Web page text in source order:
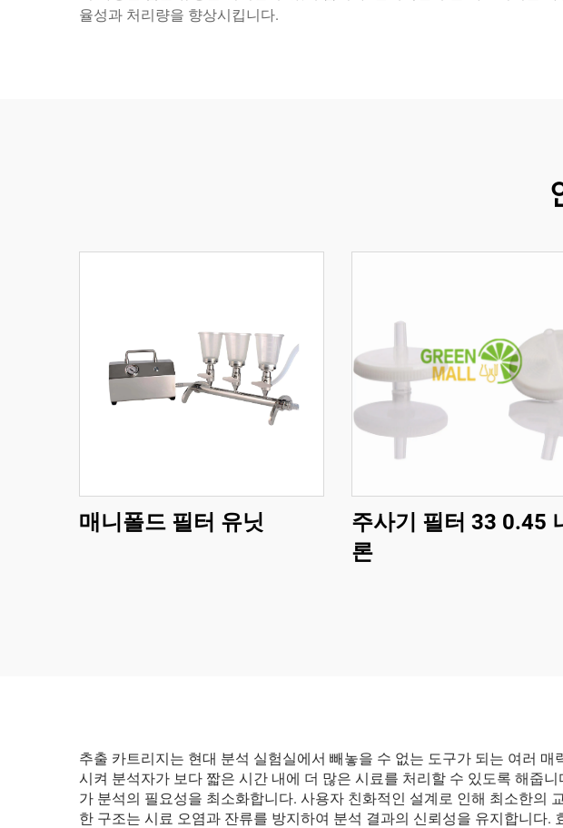
율성과 처리량을 향상시킵니다.
매니폴드 필터 유닛
주사기 필터 33 0.45
론
추출 카트리지는 현대 분석 실험실에서 빼놓을 수 없는 도구가 되는 여러
시켜 분석자가 보다 짧은 시간 내에 더 많은 시료를 처리할 수 있도록 해줍
가 분석의 필요성을 최소화합니다. 사용자 친화적인 설계로 인해 최소한의
한 구조는 시료 오염과 잔류를 방지하여 분석 결과의 신뢰성을 유지합니다